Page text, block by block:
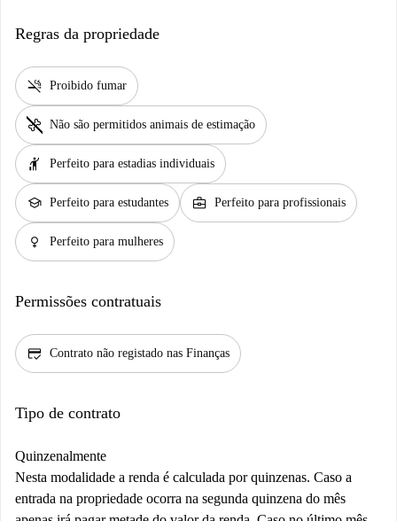
Regras da propriedade
smoke_free Proibido fumar
pet_supplies Não são permitidos animais de estimação
hail Perfeito para estadias individuais
school Perfeito para estudantes business_center Perfeito para profissionais
female Perfeito para mulheres
Permissões contratuais
credit_score Contrato não registado nas Finanças
Tipo de contrato
Quinzenalmente
Nesta modalidade a renda é calculada por quinzenas. Caso a
entrada na propriedade ocorra na segunda quinzena do mês